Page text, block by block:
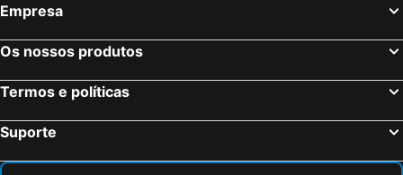
Empresa
Os nossos produtos
Termos e políticas
Suporte